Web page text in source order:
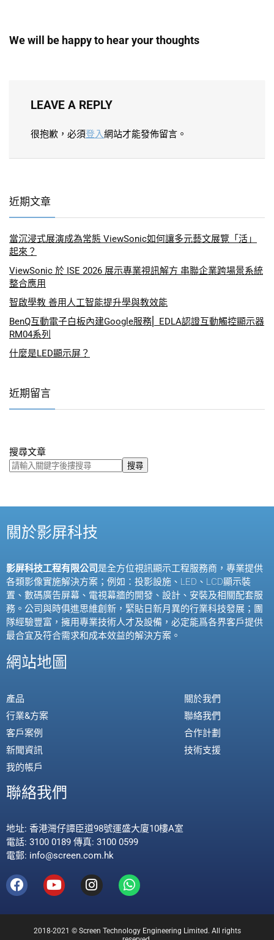
We will be happy to hear your thoughts
LEAVE A REPLY
很抱歉，必須登入網站才能發佈留言。
近期文章
當沉浸式展演成為常態 ViewSonic如何讓多元藝文展覽「活」
起來？
ViewSonic 於 ISE 2026 展示專業視訊解方 串聯企業跨場景系統
整合應用
智啟學教 善用人工智能提升學與教效能
BenQ互動電子白板內建Google服務⎜ EDLA認證互動觸控顯示器
RM04系列
什麼是LED顯示屏？
近期留言
搜尋文章
搜尋
關於影屏科技
影屏科技工程有限公司是全方位視訊顯示工程服務商，專業提供
各類影像實施解決方案；例如：投影設施、 LED 、 LCD顯示裝
置、數碼廣告屏幕、電視幕牆的開發、設計、安裝及相關配套服
務。公司與時俱進思維創新，緊貼日新月異的行業科技發展；團
隊經驗豐富，擁用專業技術人才及設備，必定能爲各界客戶提供
最合宜及符合需求和成本效益的解決方案。
網站地圖
產品
行業&方案
客戶案例
新聞資訊
我的帳戶
關於我們
聯絡我們
合作計劃
技術支援
聯絡我們
地址: 香港灣仔譚臣道98號運盛大廈10樓A室
電話: 3100 0189 傳真: 3100 0599
電郵: info@screen.com.hk
2018-2021 © Screen Technology Engineering Limited. All rights